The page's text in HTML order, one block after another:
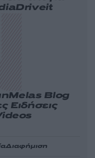
Driveit
Melas Blog
Ειδήσεις
Διαφήμιση